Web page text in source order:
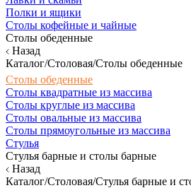
Полки и ящики
Столы кофейные и чайные
Столы обеденные
Назад
Каталог/Столовая/Столы обеденные
Столы обеденные
Столы квадратные из массива
Столы круглые из массива
Столы овальные из массива
Столы прямоугольные из массива
Стулья
Стулья барные и столы барные
Назад
Каталог/Столовая/Стулья барные и